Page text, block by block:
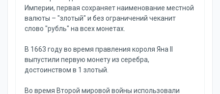
Империи, первая сохраняет наименование местной
валюты – "злотый" и без ограничений чеканит
слово "рубль" на всех монетах.
В 1663 году во время правления короля Яна II
выпустили первую монету из серебра,
достоинством в 1 злотый.
Во время Второй мировой войны использовали